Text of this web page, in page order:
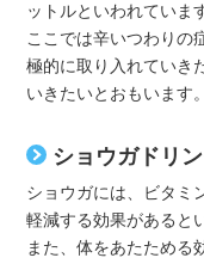
ットルといわれていま
ここでは辛いつわりの
極的に取り入れていき
いきたいとおもいます。
ショウガドリ
ショウガには、ビタミ
軽減する効果があると
また、体をあたためる